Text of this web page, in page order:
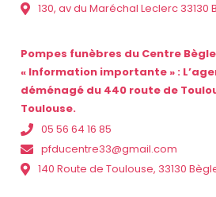
130, av du Maréchal Leclerc 33130
Pompes funèbres du Centre
« Information importante » :
déménagé du 440 route de
Toulouse.
05 56 64 16 85
pfducentre33@gmail.com
140 Route de Toulouse, 33130